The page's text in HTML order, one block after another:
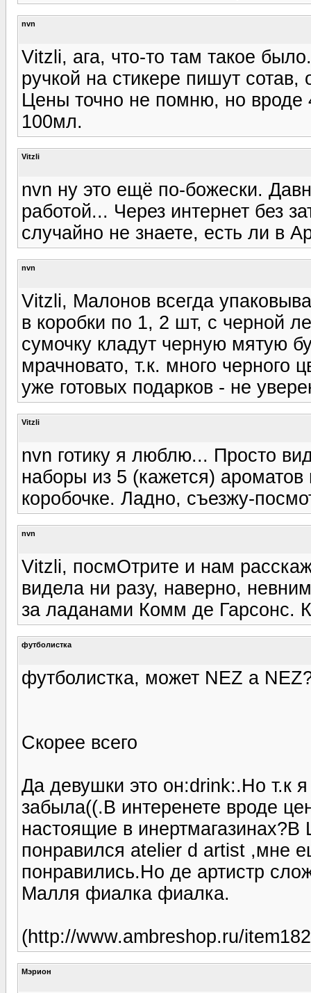
nvn
Vitzli, ага, что-то там такое
ручкой на стикере пишут
Цены точно не помню, но вроде
100мл.
Vitzli
nvn ну это ещё по-божески.
работой... Через интернет без
случайно не знаете, есть ли в
nvn
Vitzli, Малонов всегда
в коробки по 1, 2 шт, с черной
сумочку кладут черную мятую
мрачновато, т.к. много черного
уже готовых подарков - не
Vitzli
nvn готику я люблю... Просто
наборы из 5 (кажется)
коробочке. Ладно, съезжу-
nvn
Vitzli, посмОтрите и нам
видела ни разу, наверно,
за ладанами Комм де Гарсонс.
футболистка
футболистка, может NEZ a
Скорее всего
Да девушки это он:drink:.Но т.к
забыла((.В интеренете вроде
настоящие в
понравился atelier d artist ,мне
понравились.Но де артистр
Малля фиалка фиалка.
(http://www.ambreshop.ru/
Мэрион